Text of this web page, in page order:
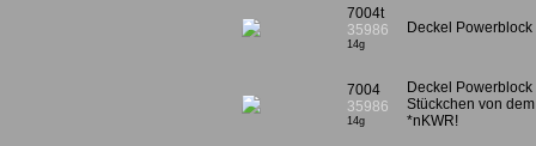
7004t
35986
14g
Deckel
7004
35986
14g
Deckel
Stückchen von
*nKWR!